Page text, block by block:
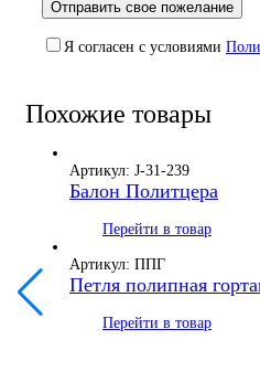
Я согласен с условиями
Похожие товары
Артикул: J-31-239
Балон Политцера
Перейти в товар
Артикул: ППГ
Петля полипная
Перейти в товар